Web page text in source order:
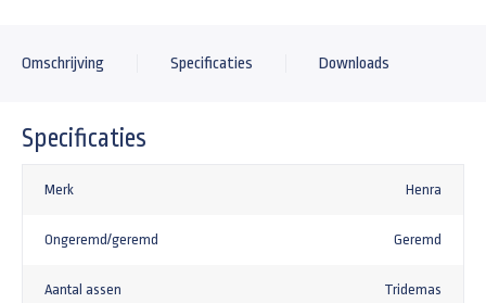
Omschrijving Specificaties Downloads
Specificaties
Merk Henra
Ongeremd/geremd Geremd
Aantal assen Tridemas